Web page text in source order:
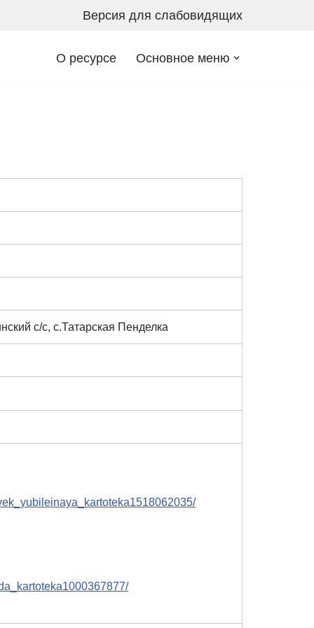
Версия для слабовидящих
О ресурсе Основное меню
с/с, с.Татарская Пенделка